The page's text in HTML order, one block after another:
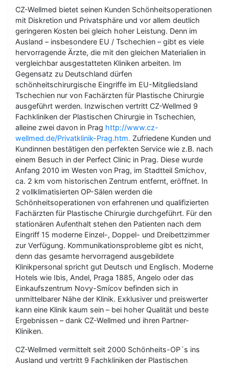
CZ-Wellmed bietet seinen Kunden Schönheitsoperationen
mit Diskretion und Privatsphäre und vor allem deutlich
geringeren Kosten bei gleich hoher Leistung. Denn im
Ausland – insbesondere EU / Tschechien – gibt es viele
hervorragende Ärzte, die mit den gleichen Materialien in
vergleichbar ausgestatteten Kliniken arbeiten. Im
Gegensatz zu Deutschland dürfen
schönheitschirurgische Eingriffe im EU-Mitgliedsland
Tschechien nur von Fachärzten für Plastische Chirurgie
ausgeführt werden. Inzwischen vertritt CZ-Wellmed 9
Fachkliniken der Plastischen Chirurgie in Tschechien,
alleine zwei davon in Prag http://www.cz-
wellmed.de/Privatklinik-Prag.htm. Zufriedene Kunden und
Kundinnen bestätigen den perfekten Service wie z.B. nach
einem Besuch in der Perfect Clinic in Prag. Diese wurde
Anfang 2010 im Westen von Prag, im Stadtteil Smíchov,
ca. 2 km vom historischen Zentrum entfernt, eröffnet. In
2 vollklimatisierten OP-Sälen werden die
Schönheitsoperationen von erfahrenen und qualifizierten
Fachärzten für Plastische Chirurgie durchgeführt. Für den
stationären Aufenthalt stehen den Patienten nach dem
Eingriff 15 moderne Einzel-, Doppel- und Dreibettzimmer
zur Verfügung. Kommunikationsprobleme gibt es nicht,
denn das gesamte hervorragend ausgebildete
Klinikpersonal spricht gut Deutsch und Englisch. Moderne
Hotels wie Ibis, Andel, Praga 1885, Angelo oder das
Einkaufszentrum Novy-Smícov befinden sich in
unmittelbarer Nähe der Klinik. Exklusiver und preiswerter
kann eine Klinik kaum sein – bei hoher Qualität und beste
Ergebnissen – dank CZ-Wellmed und ihren Partner-
Kliniken.
CZ-Wellmed vermittelt seit 2000 Schönheits-OP´s ins
Ausland und vertritt 9 Fachkliniken der Plastischen